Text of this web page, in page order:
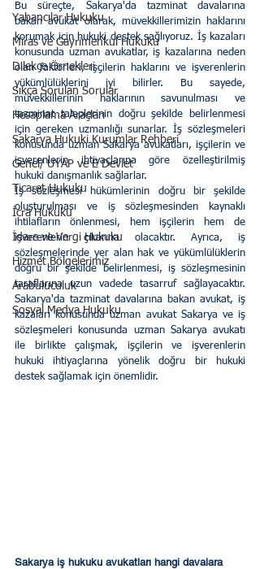
Yabancılar Hukuku
Miras ve Gayrimenkul Hukuku
Dilekçe Örnekleri
Sıkça Sorulan Sorular
Hesaplama Araçları
Sakarya Hukuki Kurumlar Rehberi
Genel/ UYAP ve E Devlet
Ticaret Hukuku
İcra Hukuku
İdare ve Vergi Hukuku
Hizmet Bölgelerimiz
Arabuluculuk
Sosyal Medya Hukuku
Bu süreçte, Sakarya'da tazminat davalarına
bakan avukat olarak, müvekkillerimizin haklarını
korumak için hukuki destek sağlıyoruz. İş kazaları
konusunda uzman avukatlar, iş kazalarına neden
olan faktörleri, işçilerin haklarını ve işverenlerin
yükümlülüklerini iyi bilirler. Bu sayede,
müvekkillerinin haklarının savunulması ve
tazminat taleplerinin doğru şekilde belirlenmesi
için gereken uzmanlığı sunarlar. İş sözleşmeleri
konusunda uzman Sakarya avukatları, işçilerin ve
işverenlerin ihtiyaçlarına göre özelleştirilmiş
hukuki danışmanlık sağlarlar.
İş sözleşmesi hükümlerinin doğru bir şekilde
oluşturulması ve iş sözleşmesinden kaynaklı
ihtilafların önlenmesi, hem işçilerin hem de
işverenlerin çıkarına olacaktır. Ayrıca, iş
sözleşmelerinde yer alan hak ve yükümlülüklerin
doğru bir şekilde belirlenmesi, iş sözleşmesinin
taraflarına uzun vadede tasarruf sağlayacaktır.
Sakarya'da tazminat davalarına bakan avukat, iş
kazaları konusunda uzman avukat Sakarya ve iş
sözleşmeleri konusunda uzman Sakarya avukatı
ile birlikte çalışmak, işçilerin ve işverenlerin
hukuki ihtiyaçlarına yönelik doğru bir hukuki
destek sağlamak için önemlidir.
Sakarya iş hukuku avukatları hangi davalara